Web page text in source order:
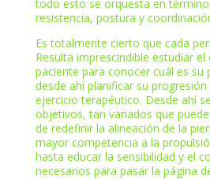
todo esto se orquesta en
resistencia, postura y
Es totalmente cierto que cada
Resulta imprescindible estudiar
paciente para conocer cuál es su
desde ahí planificar su
ejercicio terapéutico. Desde ahí
objetivos, tan variados que
de redefinir la alineación de la
mayor competencia a la
hasta educar la sensibilidad y el
necesarios para pasar la página